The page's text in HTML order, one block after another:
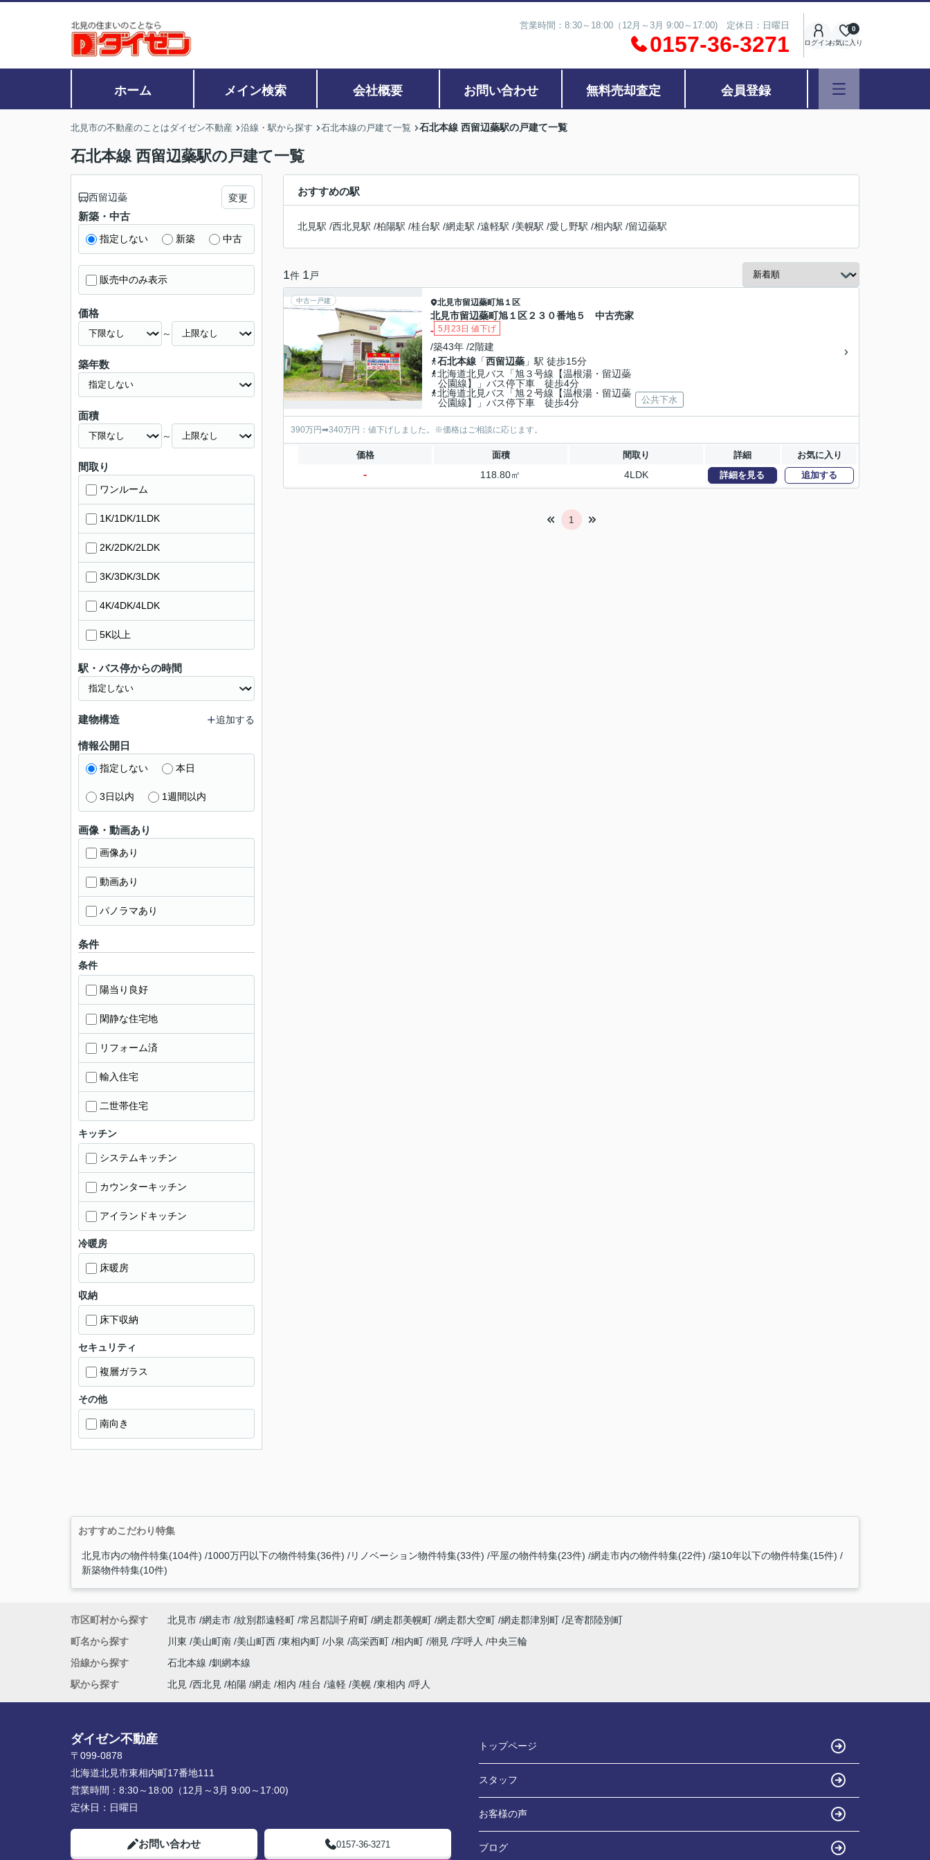
営業時間：8:30～18:00（12月～3月 9:00～17:00) 定休日：日曜日
0157-36-3271 ログインお気に入り
0
ホーム メイン検索 会社概要 お問い合わせ 無料売却査定 会員登録
北見市の不動産のことはダイゼン不動産 沿線・駅から探す 石北本線の戸建て一覧 石北本線 西留辺蘂駅の戸建て一覧
石北本線 西留辺蘂駅の戸建て一覧
おすすめの駅
北見駅 /西北見駅 /柏陽駅 /桂台駅 /網走駅 /遠軽駅 /美幌駅 /愛し野駅 /相内駅 /留辺蘂駅
1件 1 戸
中古一戸建 北見市留辺蘂町旭１区
北見市留辺蘂町旭１区２３０番地５ 中古売家
- 5月23日 値下げ
/築43年 /2階建
石北本線 「西留辺蘂」駅 徒歩15分
北海道北見バス「旭３号線【温根湯・留辺蘂
公園線】」バス停下車 徒歩4分
北海道北見バス「旭２号線【温根湯・留辺蘂
公園線】」バス停下車 徒歩4分
公共下水
390万円➡340万円：値下げしました。※価格はご相談に応じます。
価格 面積 間取り 詳細 お気に入り
- 118.80㎡ 4LDK 詳細を見る 追加する
1
西留辺蘂 変更
新築・中古
指定しない 新築 中古
販売中のみ表示
価格
～
築年数
面積
～
間取り
ワンルーム
1K/1DK/1LDK
2K/2DK/2LDK
3K/3DK/3LDK
4K/4DK/4LDK
5K以上
駅・バス停からの時間
建物構造 追加する
情報公開日
指定しない 本日
3日以内 1週間以内
画像・動画あり
画像あり
動画あり
パノラマあり
条件
条件
陽当り良好
閑静な住宅地
リフォーム済
輸入住宅
二世帯住宅
キッチン
システムキッチン
カウンターキッチン
アイランドキッチン
冷暖房
床暖房
収納
床下収納
セキュリティ
複層ガラス
その他
南向き
おすすめこだわり特集
北見市内の物件特集(104件) 1000万円以下の物件特集(36件) リノベーション物件特集(33件) 平屋の物件特集(23件) 網走市内の物件特集(22件) 築10年以下の物件特集(15件)
新築物件特集(10件)
市区町村から探す 北見市 網走市 紋別郡遠軽町 常呂郡訓子府町 網走郡美幌町 網走郡大空町 網走郡津別町
足寄郡陸別町
町名から探す
川東 美山町南 美山町西 東相内町 小泉 高栄西町 相内町 潮見 字呼人
中央三輪
沿線から探す
石北本線 釧網本線
駅から探す
北見 西北見 柏陽 網走 相内 桂台 遠軽 美幌 東相内 呼人
ダイゼン不動産
〒099-0878
北海道北見市東相内町17番地111
営業時間： 8:30～18:00（12月～3月 9:00～17:00)
定休日： 日曜日
お問い合わせ 0157-36-3271
トップページ
スタッフ
お客様の声
ブログ